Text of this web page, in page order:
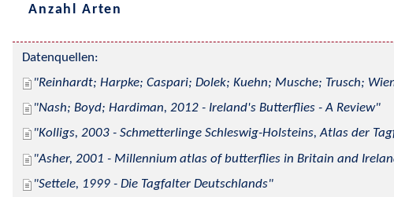
Anzahl Arten
Datenquellen:
Reinhardt; Harpke; Caspari; Dolek; Kuehn; Musche; Trusch;
Nash; Boyd; Hardiman, 2012 - Ireland's Butterflies - A Review
Kolligs, 2003 - Schmetterlinge Schleswig-Holsteins, Atlas der
Asher, 2001 - Millennium atlas of butterflies in Britain and
Settele, 1999 - Die Tagfalter Deutschlands